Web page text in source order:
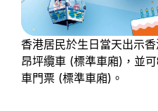
香港居民於生日當天出示
昂坪纜車 (標準車廂)，並
車門票 (標準車廂)。